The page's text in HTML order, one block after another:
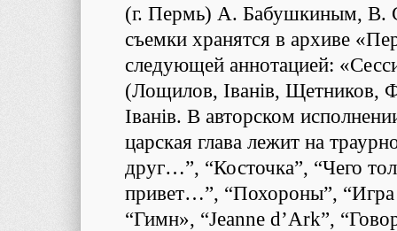
(г. Пермь) А. Бабушкиным, В.
съемки хранятся в архиве
следующей аннотацией:
(Лощилов, Iванiв, Щетников,
Iванiв. В авторском
царская глава лежит на
друг…”, “Косточка”, “Чего
привет…”, “Похороны”, “Игра
“Гимн», “Jeanne d’Ark”,